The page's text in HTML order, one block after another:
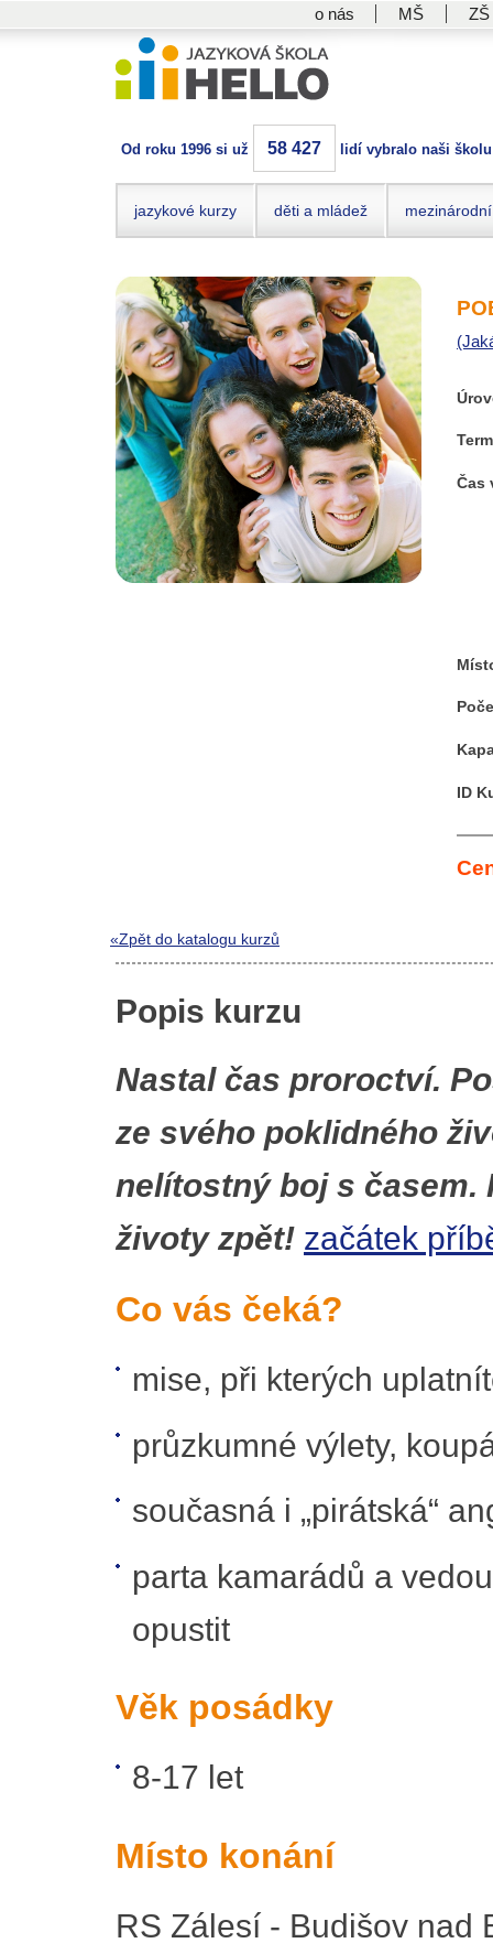
o nás MŠ ZŠ
Od roku 1996 si už 58 427 lidí vybralo naši
jazykové kurzy děti a mládež
Čas
ID
«Zpět do katalogu kurzů
Popis kurzu
Nastal čas proroctví.
ze svého poklidného
nelítostný boj s časem.
životy zpět! začátek
Co vás čeká?
mise, při kterých
průzkumné výlety,
současná i „pirátská“
parta kamarádů a
opustit
Věk posádky
8-17 let
Místo konání
RS Zálesí - Budišov nad